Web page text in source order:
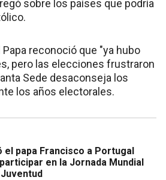
sobre los países que podría
reconoció que "ya hubo
pero las elecciones frustraron
Sede desaconseja los
los años electorales.
el papa Francisco a Portugal
en la Jornada Mundial